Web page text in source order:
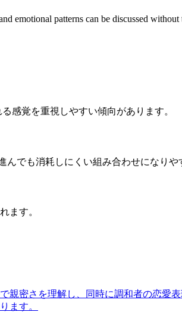
patterns can be discussed
感覚を重視しやすい傾向があります。
でも消耗しにくい組み合わせになりや
ます。
密さを理解し、同時に調和者の恋愛
ます。